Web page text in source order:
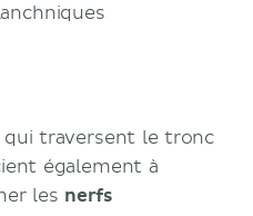
qui traversent le tronc
également à
les nerfs